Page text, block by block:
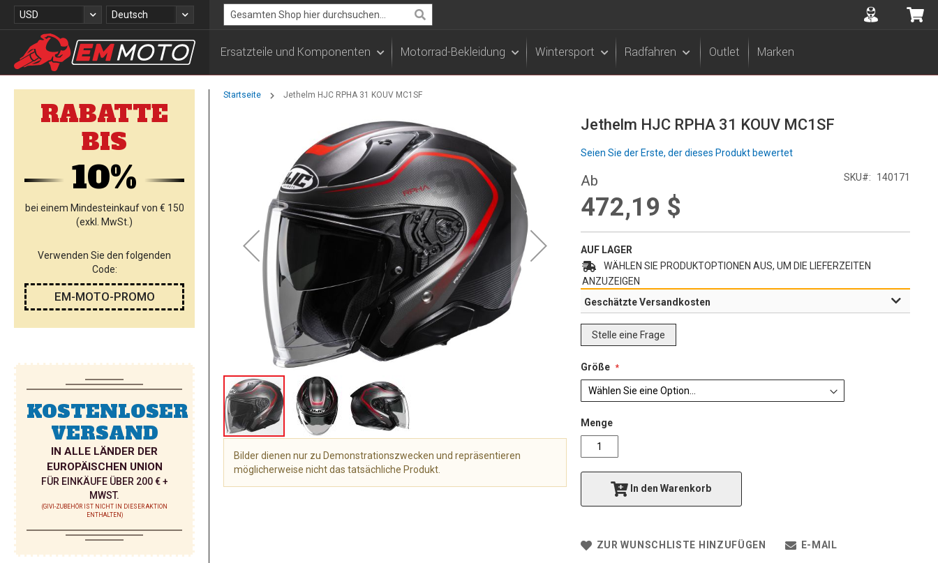
Zum
Inhalt
Währung
USD Sprache
Deutsch
Search
Accuont
Ersatzteile und Komponenten Motorrad-Bekleidung Wintersport Radfahren Outlet Marken
Startseite Jethelm HJC RPHA 31 KOUV MC1SF
Jethelm HJC RPHA 31 KOUV MC1SF
Seien Sie der Erste, der dieses Produkt bewertet
Ab
472,19 $
SKU 140171
AUF LAGER
WÄHLEN SIE PRODUKTOPTIONEN AUS, UM DIE LIEFERZEITEN
ANZUZEIGEN
Geschätzte Versandkosten
Stelle eine Frage
Größe
Menge
In den Warenkorb
ZUR WUNSCHLISTE HINZUFÜGEN E-MAIL
Bilder dienen nur zu Demonstrationszwecken und repräsentieren
möglicherweise nicht das tatsächliche Produkt.
RABATTE
BIS
10%
bei einem Mindesteinkauf von € 150
(exkl. MwSt.)
Verwenden Sie den folgenden
Code:
EM-MOTO-PROMO
KOSTENLOSER
VERSAND
IN ALLE LÄNDER DER
EUROPÄISCHEN UNION
FÜR EINKÄUFE ÜBER 200 € +
MWST.
(GIVI-ZUBEHÖR IST NICHT IN DIESER AKTION
ENTHALTEN)